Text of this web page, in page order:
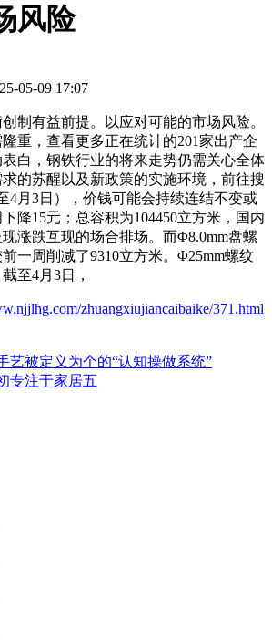
风险
05-09 17:07
有益前提。以应对可能的市场风险。
重，查看更多正在统计的201家出产企
白，钢铁行业的将来走势仍需关心全体
的苏醒以及新政策的实施环境，前往搜
4月3日），价钱可能会持续连结不变或
降15元；总容积为104450立方米，国内
涨跌互现的场合排场。而Φ8.0mm盘螺
一周削减了9310立方米。Φ25mm螺纹
至4月3日，
zhuangxiujiancaibaike/371.html
艺被定义为个的“认知操做系统”
专注于家居五